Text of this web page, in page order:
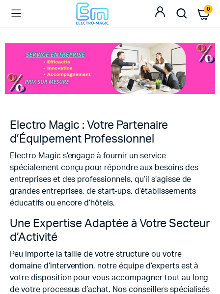
0
Electro Magic : Votre Partenaire
d’Équipement Professionnel
Electro Magic s’engage à fournir un service
spécialement conçu pour répondre aux besoins des
entreprises et des professionnels, qu’il s’agisse de
grandes entreprises, de start-ups, d’établissements
éducatifs ou encore d’hôtels.
Une Expertise Adaptée à Votre Secteur
d’Activité
Peu importe la taille de votre structure ou votre
domaine d’intervention, notre équipe d’experts est à
votre disposition pour vous accompagner tout au long
de votre processus d’achat. Nos conseillers spécialisés